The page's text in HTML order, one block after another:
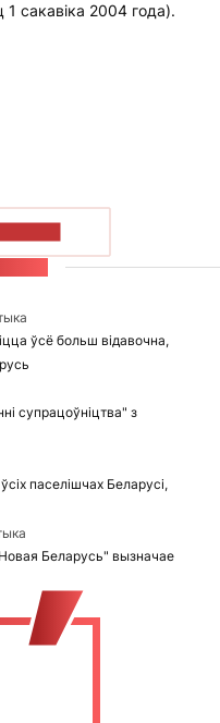
сакавіка 2004 года).
ўсё больш відавочна,
супрацоўніцтва" з
паселішчах Беларусі,
Беларусь" вызначае